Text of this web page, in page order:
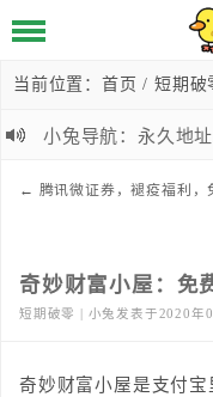
当前位置： 首页 /短期破
小兔导航：永久地
← 腾讯微证券，褪疫福利，
奇妙财富小屋：免
短期破零 | 小兔发表于2020年
奇妙财富小屋是支付